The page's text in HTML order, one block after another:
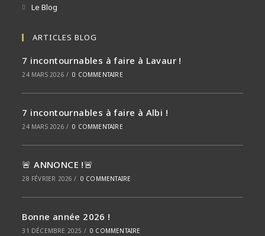
Le Blog
ARTICLES BLOG
7 incontournables à faire à Lavaur !
24 MARS 2026 / 0 COMMENTAIRE
7 incontournables à faire à Albi !
24 MARS 2026 / 0 COMMENTAIRE
🚨 ANNONCE !🚨
28 FÉVRIER 2026 / 0 COMMENTAIRE
Bonne année 2026 !
31 DÉCEMBRE 2025 / 0 COMMENTAIRE